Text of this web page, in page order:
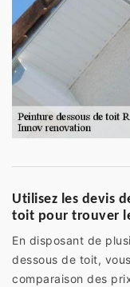
Utilisez les devis
toit pour trouver
En disposant de
dessous de toit,
comparaison des